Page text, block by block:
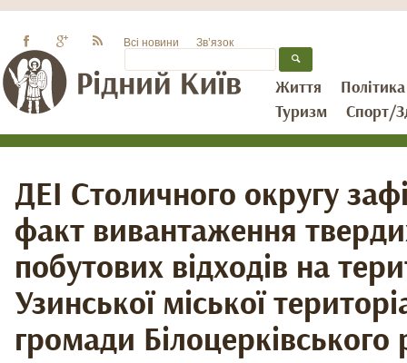
Життя
Політика
Туризм
Спорт/
Всі новини Зв’язок
ДЕІ Столичного округу
факт вивантаження
побутових відходів на
Узинської міської
громади Білоцерківського